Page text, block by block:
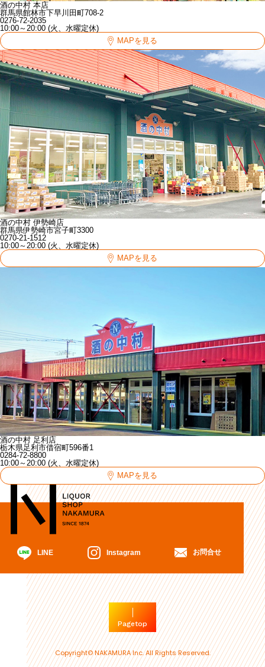
酒の中村 本店
群馬県館林市下早川田町708-2
0276-72-2035
10:00～20:00 (火、水曜定休)
MAPを見る
酒の中村 伊勢崎店
群馬県伊勢崎市宮子町3300
0270-21-1512
10:00～20:00 (火、水曜定休)
MAPを見る
酒の中村 足利店
栃木県足利市借宿町596番1
0284-72-8800
10:00～20:00 (火、水曜定休)
MAPを見る
LINE Instagram お問合せ
Pagetop
Copyright© NAKAMURA Inc. All Rights Reserved.